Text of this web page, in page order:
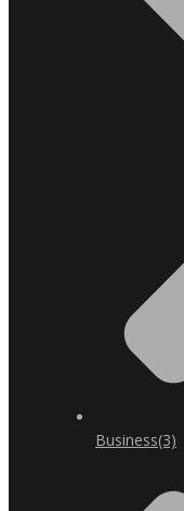
Business(3)